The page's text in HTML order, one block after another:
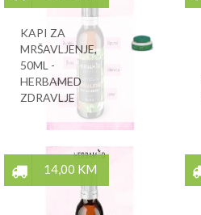
KAPI ZA
MRŠAVLJENJE,
50ML -
HERBAMED
ZDRAVLJE
14,00 KM